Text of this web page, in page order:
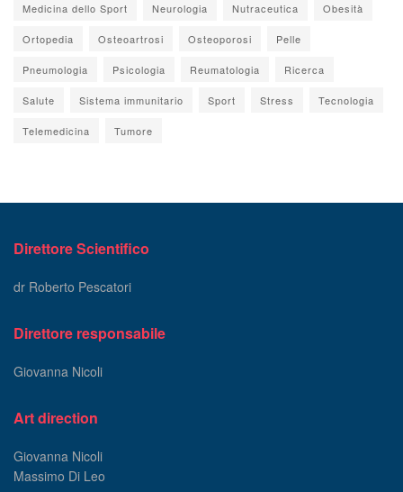
Medicina dello Sport Neurologia Nutraceutica Obesità
Ortopedia Osteoartrosi Osteoporosi Pelle
Pneumologia Psicologia Reumatologia Ricerca
Salute Sistema immunitario Sport Stress Tecnologia
Telemedicina Tumore
Direttore Scientifico
dr Roberto Pescatori
Direttore responsabile
Giovanna Nicoli
Art direction
Giovanna Nicoli
Massimo Di Leo